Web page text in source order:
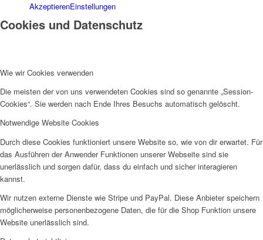
AkzeptierenEinstellungen
Cookies und Datenschutz
Wie wir Cookies verwenden
Die meisten der von uns verwendeten Cookies sind so genannte „Session-
Cookies“. Sie werden nach Ende Ihres Besuchs automatisch gelöscht.
Notwendige Website Cookies
Durch diese Cookies funktioniert unsere Website so, wie von dir erwartet. Für
das Ausführen der Anwender Funktionen unserer Webseite sind sie
unerlässlich und sorgen dafür, dass du einfach und sicher interagieren
kannst.
Wir nutzen externe Dienste wie Stripe und PayPal. Diese Anbieter speichern
möglicherweise personenbezogene Daten, die für die Shop Funktion unsere
Website unerlässlich sind.